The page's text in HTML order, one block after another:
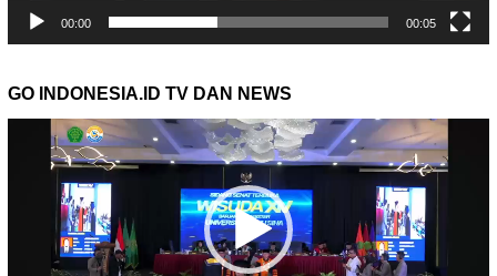
00:00 00:05
GO INDONESIA.ID TV DAN NEWS
Pemutar